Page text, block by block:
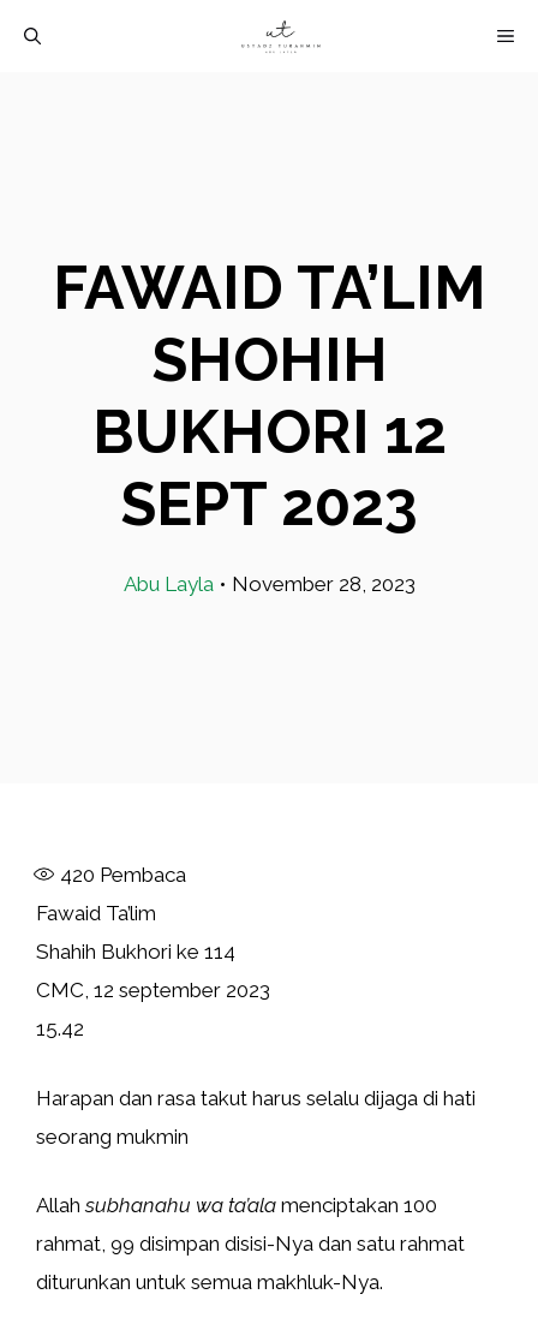
FAWAID TA’LIM
SHOHIH
BUKHORI 12
SEPT 2023
Abu Layla • November 28, 2023
420 Pembaca
Fawaid Ta’lim
Shahih Bukhori ke 114
CMC, 12 september 2023
15.42
Harapan dan rasa takut harus selalu dijaga di hati
seorang mukmin
Allahsubhanahu wa ta’ala menciptakan 100
rahmat, 99 disimpan disisi-Nya dan satu rahmat
diturunkan untuk semua makhluk-Nya.